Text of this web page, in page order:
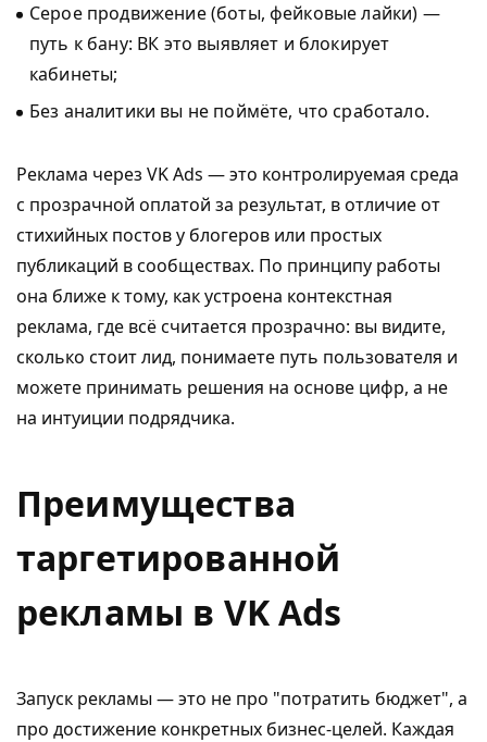
Серое продвижение (боты, фейковые лайки) —
путь к бану: ВК это выявляет и блокирует
кабинеты;
Без аналитики вы не поймёте, что сработало.
Реклама через VK Ads — это контролируемая среда
с прозрачной оплатой за результат, в отличие от
стихийных постов у блогеров или простых
публикаций в сообществах. По принципу работы
она ближе к тому, как устроена контекстная
реклама, где всё считается прозрачно: вы видите,
сколько стоит лид, понимаете путь пользователя и
можете принимать решения на основе цифр, а не
на интуиции подрядчика.
Преимущества
таргетированной
рекламы в VK Ads
Запуск рекламы — это не про "потратить бюджет", а
про достижение конкретных бизнес-целей. Каждая